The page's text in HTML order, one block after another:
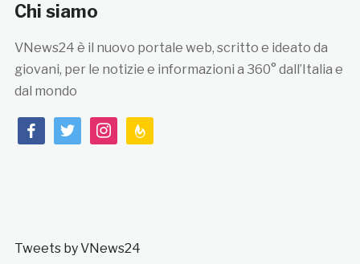
Chi siamo
VNews24 è il nuovo portale web, scritto e ideato da
giovani, per le notizie e informazioni a 360° dall’Italia e
dal mondo
facebooktwitterinstagramfeedburner
Tweets by VNews24